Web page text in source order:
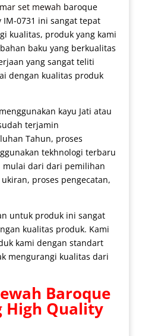
set mewah baroque
0731 ini sangat tepat
kualitas, produk yang kami
baku yang berkualitas
yang sangat teliti
dengan kualitas produk
kayu Jati atau
terjamin
Tahun, proses
tekhnologi terbaru
mulai dari dari pemilihan
proses pengecatan,
untuk produk ini sangat
kualitas produk. Kami
kami dengan standart
mengurangi kualitas dari
Baroque
High Quality